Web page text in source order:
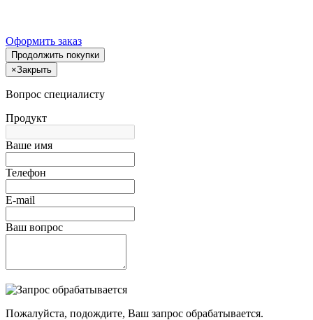
Оформить заказ
Продолжить покупки
×Закрыть
Вопрос специалисту
Продукт
Ваше имя
Телефон
E-mail
Ваш вопрос
Пожалуйста, подождите, Ваш запрос обрабатывается.